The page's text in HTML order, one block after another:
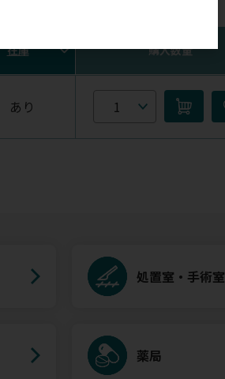
在庫 購入数量
あり
処置室・手術室
薬局